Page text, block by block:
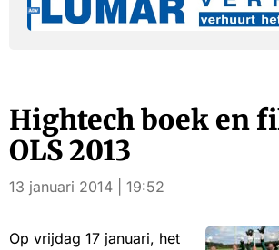
Hightech boek en
OLS 2013
13 januari 2014 | 19:52
Op vrijdag 17 januari, het